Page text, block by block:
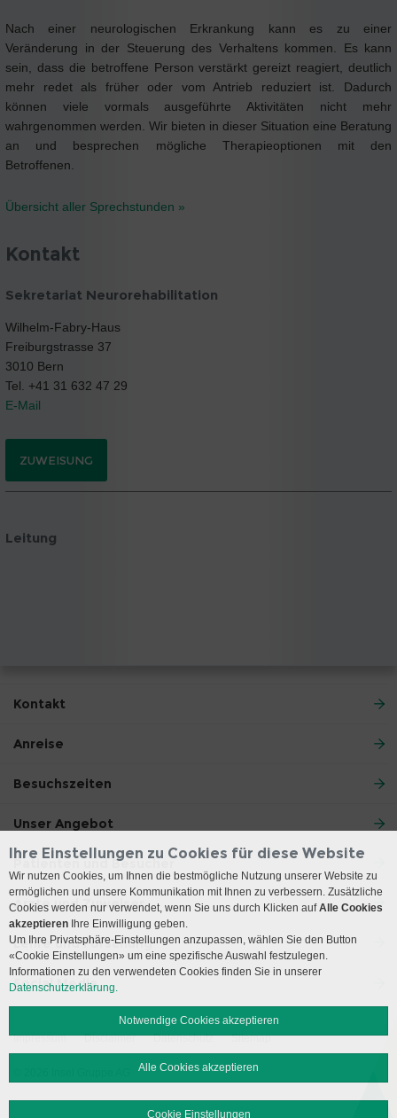
Nach einer neurologischen Erkrankung kann es zu einer
Veränderung in der Steuerung des Verhaltens kommen. Es kann
sein, dass die betroffene Person verstärkt gereizt reagiert, deutlich
mehr redet als früher oder vom Antrieb reduziert ist. Dadurch
können viele vormals ausgeführte Aktivitäten nicht mehr
wahrgenommen werden. Wir bieten in dieser Situation eine Beratung
an und besprechen mögliche Therapieoptionen mit den
Betroffenen.
Übersicht aller Sprechstunden »
Kontakt
Sekretariat Neurorehabilitation
Wilhelm-Fabry-Haus
Freiburgstrasse 37
3010 Bern
Tel. +41 31 632 47 29
E-Mail
ZUWEISUNG
Leitung
Kontakt
Anreise
Besuchszeiten
Unser Angebot
Patienten und Besucher
Ärzte und Zuweiser
Lehre und Forschung
Social Media
Impressum Disclaimer Datenschutz Sitemap
Ihre Einstellungen zu Cookies für diese Website
Wir nutzen Cookies, um Ihnen die bestmögliche Nutzung unserer Website zu
ermöglichen und unsere Kommunikation mit Ihnen zu verbessern. Zusätzliche
Cookies werden nur verwendet, wenn Sie uns durch Klicken aufAlle Cookies
akzeptieren Ihre Einwilligung geben.
Um Ihre Privatsphäre-Einstellungen anzupassen, wählen Sie den Button
«Cookie Einstellungen» um eine spezifische Auswahl festzulegen.
Informationen zu den verwendeten Cookies finden Sie in unserer
Datenschutzerklärung.
Notwendige Cookies akzeptieren
Alle Cookies akzeptieren
Cookie Einstellungen